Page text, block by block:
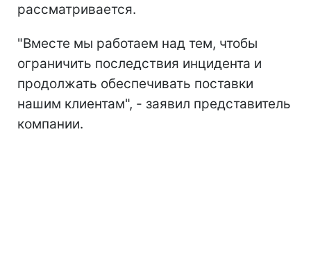
рассматривается.
"Вместе мы работаем над тем, чтобы
ограничить последствия инцидента и
продолжать обеспечивать поставки
нашим клиентам", - заявил представитель
компании.